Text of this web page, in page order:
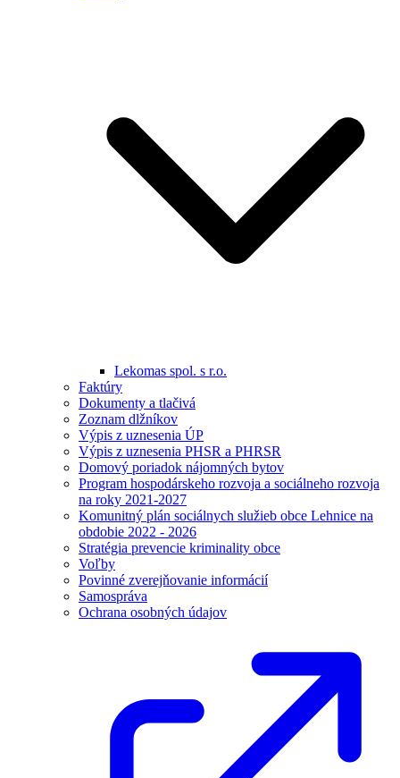
Lekomas spol. s r.o.
Faktúry
Dokumenty a tlačivá
Zoznam dlžníkov
Výpis z uznesenia ÚP
Výpis z uznesenia PHSR a PHRSR
Domový poriadok nájomných bytov
Program hospodárskeho rozvoja a sociálneho rozvoja
na roky 2021-2027
Komunitný plán sociálnych služieb obce Lehnice na
obdobie 2022 - 2026
Stratégia prevencie kriminality obce
Voľby
Povinné zverejňovanie informácií
Samospráva
Ochrana osobných údajov